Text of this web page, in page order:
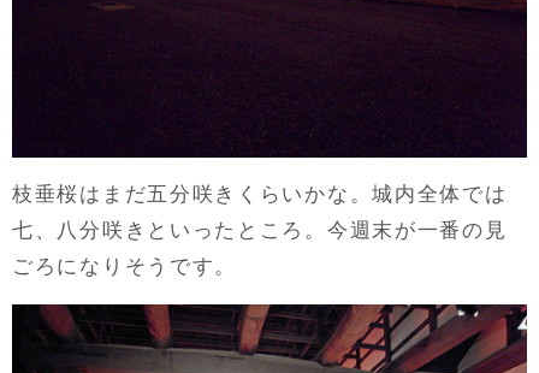
枝垂桜はまだ五分咲きくらいかな。城内全体では
七、八分咲きといったところ。今週末が一番の見
ごろになりそうです。